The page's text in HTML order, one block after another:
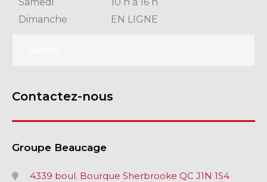
Dimanche
EN LIGNE
Contactez-nous
Groupe Beaucage
4339 boul. Bourque Sherbrooke QC J1N 1S4